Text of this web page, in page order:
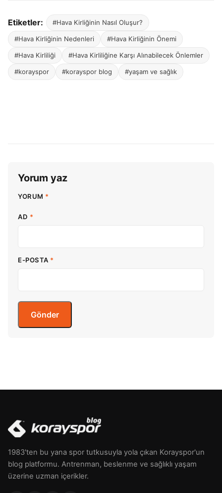
Etiketler: #Hava Kirliğinin Nasıl Oluşur?
#Hava Kirliğinin Nedenleri #Hava Kirliğinin Önemi
#Hava Kirliliği #Hava Kirliliğine Karşı Alınabilecek Önlemler
#korayspor #korayspor blog #yaşam ve sağlık
Yorum yaz
YORUM *
AD *
E-POSTA *
1983'ten bu yana spor tutkusuyla yola çıkan Korayspor'un
blog platformu. Antrenman, beslenme ve sağlıklı yaşam
üzerine uzman içerikler.